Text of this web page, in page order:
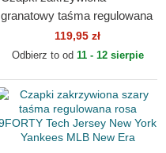
granatowy taśma regulowana
9FORTY Outline New York
Yankees MLB New Era
119,95 zł
Odbierz to od 11 - 12 sierpie